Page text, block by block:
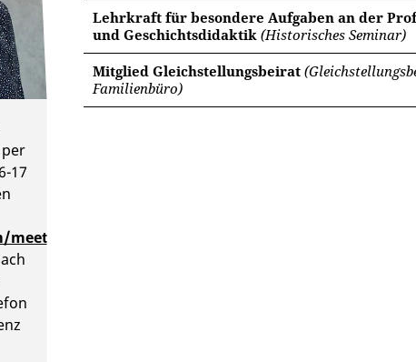
Lehrkraft für besondere Aufgaben an der
und Geschichtsdidaktik (Historisches Seminar)
Mitglied Gleichstellungsbeirat
Familienbüro)
17
antje.schedel